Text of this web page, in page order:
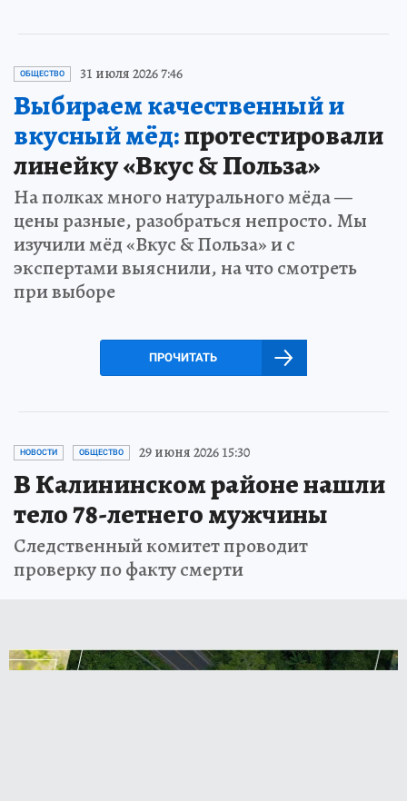
ОБЩЕСТВО 31 июля 2026 7:46
Выбираем качественный и
вкусный мёд:протестировали
линейку «Вкус & Польза»
На полках много натурального мёда —
цены разные, разобраться непросто. Мы
изучили мёд «Вкус & Польза» и с
экспертами выяснили, на что смотреть
при выборе
ПРОЧИТАТЬ
НОВОСТИ ОБЩЕСТВО 29 июня 2026 15:30
В Калининском районе нашли
тело 78-летнего мужчины
Следственный комитет проводит
проверку по факту смерти